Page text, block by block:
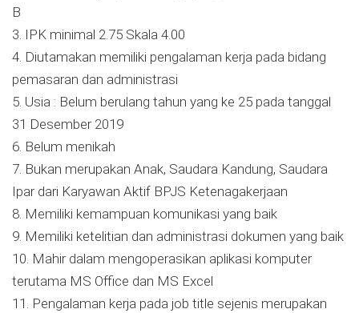
B
3. IPK minimal 2.75 Skala 4.00
4. Diutamakan memiliki pengalaman kerja pada bidang
pemasaran dan administrasi
5. Usia : Belum berulang tahun yang ke 25 pada tanggal
31 Desember 2019
6. Belum menikah
7. Bukan merupakan Anak, Saudara Kandung, Saudara
Ipar dari Karyawan Aktif BPJS Ketenagakerjaan
8. Memiliki kemampuan komunikasi yang baik
9. Memiliki ketelitian dan administrasi dokumen yang baik
10. Mahir dalam mengoperasikan aplikasi komputer
terutama MS Office dan MS Excel
11. Pengalaman kerja pada job title sejenis merupakan